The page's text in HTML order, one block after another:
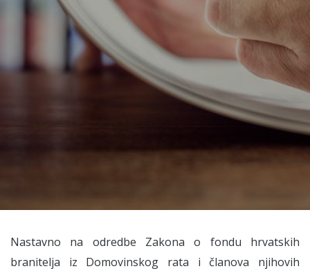
Nastavno na odredbe Zakona o fondu hrvatskih
branitelja iz Domovinskog rata i članova njihovih